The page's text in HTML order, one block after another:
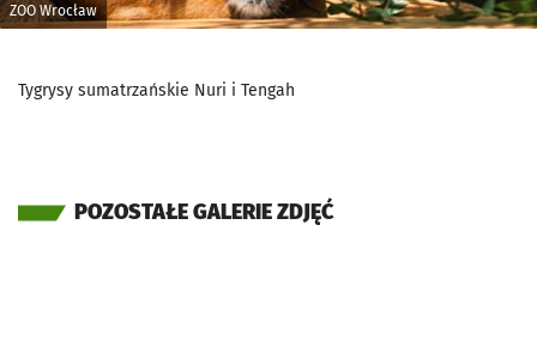
ZOO Wrocław
Tygrysy sumatrzańskie Nuri i Tengah
POZOSTAŁE GALERIE ZDJĘĆ